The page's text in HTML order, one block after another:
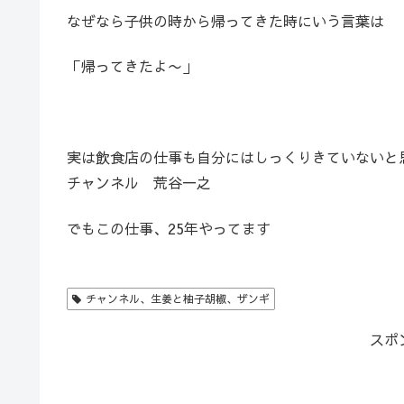
なぜなら子供の時から帰ってきた時にいう言葉は
「帰ってきたよ〜」
実は飲食店の仕事も自分にはしっくりきていないと
チャンネル 荒谷一之
でもこの仕事、25年やってます
チャンネル、生姜と柚子胡椒、ザンギ
スポ